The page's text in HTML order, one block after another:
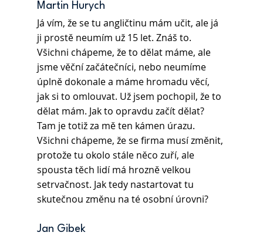
Martin Hurych
Já vím, že se tu angličtinu mám učit, ale já
ji prostě neumím už 15 let. Znáš to.
Všichni chápeme, že to dělat máme, ale
jsme věční začátečníci, nebo neumíme
úplně dokonale a máme hromadu věcí,
jak si to omlouvat. Už jsem pochopil, že to
dělat mám. Jak to opravdu začít dělat?
Tam je totiž za mě ten kámen úrazu.
Všichni chápeme, že se firma musí změnit,
protože tu okolo stále něco zuří, ale
spousta těch lidí má hrozně velkou
setrvačnost. Jak tedy nastartovat tu
skutečnou změnu na té osobní úrovni?
Jan Gibek